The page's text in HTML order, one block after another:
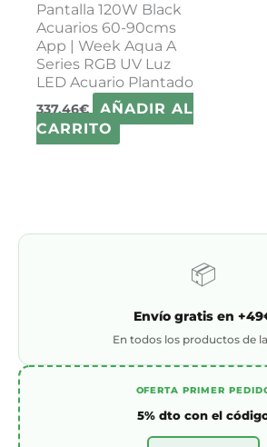
Pantalla 120W Black
Acuarios 60-90cms
App | Week Aqua A
Series RGB UV Luz
LED Acuario Plantado
337,46€
AÑADIR AL
CARRITO
📦
Envío gratis en
En todos los productos de
OFERTA PRIMER
5% dto con el